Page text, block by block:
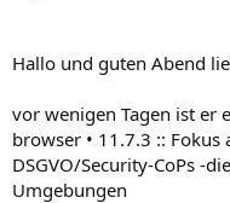
Hallo und guten Abend
vor wenigen Tagen ist er
browser • 11.7.3 ::
DSGVO/Security-CoPs -
Umgebungen